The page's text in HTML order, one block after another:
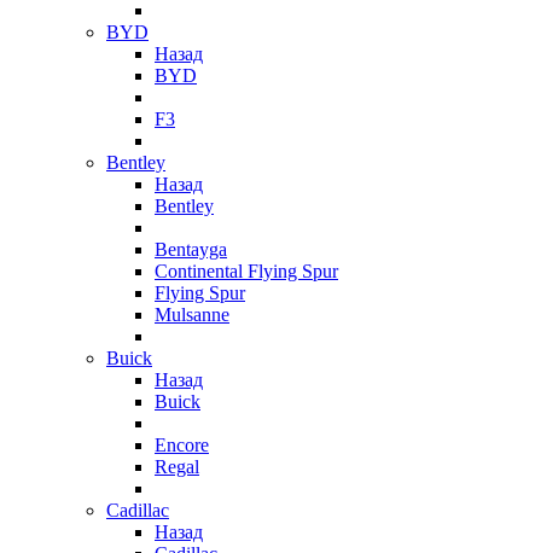
BYD
Назад
BYD
F3
Bentley
Назад
Bentley
Bentayga
Continental Flying Spur
Flying Spur
Mulsanne
Buick
Назад
Buick
Encore
Regal
Cadillac
Назад